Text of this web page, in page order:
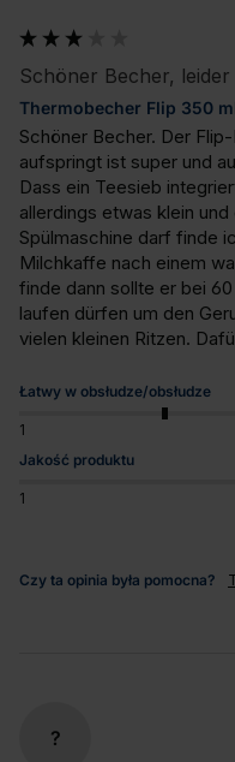
Schöner Becher,
Thermobecher Flip 350
Schöner Becher. Der
aufspringt ist super und
Dass ein Teesieb
allerdings etwas klein
Spülmaschine darf finde
Milchkaffe nach einem
finde dann sollte er bei
laufen dürfen um den
vielen kleinen Ritzen.
Łatwy w obsłudze/obsłudze
1
Jakość produktu
1
Czy ta opinia była pomocna?
?